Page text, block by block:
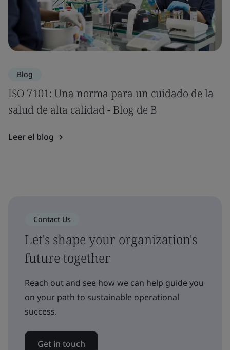
Blog
ISO 7101: Una norma para un cuidado de la
salud de alta calidad - Blog de B
Leer el blog
Contact Us
Let's shape your organization's
future together
Reach out and see how we can help guide you
on your path to sustainable operational
success.
Get in touch